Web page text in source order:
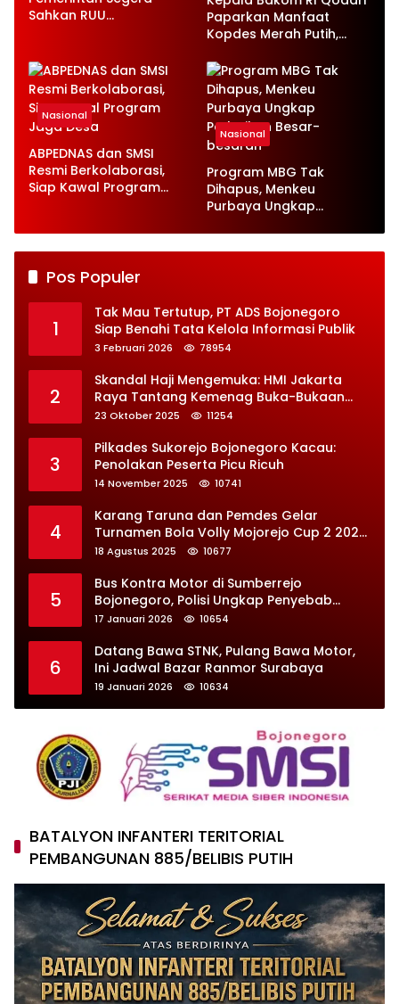
Sahkan RUU
Paparkan Manfaat
Kopdes Merah Putih,
Kerja
Nasional
ABPEDNAS dan SMSI
Resmi Berkolaborasi,
Siap Kawal Program
Nasional
Program MBG Tak
Dihapus, Menkeu
Purbaya Ungkap
Pos Populer
1
Tak Mau Tertutup, PT ADS Bojonegoro
Siap Benahi Tata Kelola Informasi Publik
3 Februari 2026 78954
2
Skandal Haji Mengemuka: HMI Jakarta
Raya Tantang Kemenag Buka-Bukaan
Soal Kontrak Syarekah Bermasalah
23 Oktober 2025 11254
3
Pilkades Sukorejo Bojonegoro Kacau:
Penolakan Peserta Picu Ricuh
14 November 2025 10741
4
Karang Taruna dan Pemdes Gelar
Turnamen Bola Volly Mojorejo Cup 2 2025,
Diikuti 28 Tim
18 Agustus 2025 10677
5
Bus Kontra Motor di Sumberrejo
Bojonegoro, Polisi Ungkap Penyebab
Kecelakaan
17 Januari 2026 10654
6
Datang Bawa STNK, Pulang Bawa Motor,
Ini Jadwal Bazar Ranmor Surabaya
19 Januari 2026 10634
BATALYON INFANTERI TERITORIAL
PEMBANGUNAN 885/BELIBIS PUTIH